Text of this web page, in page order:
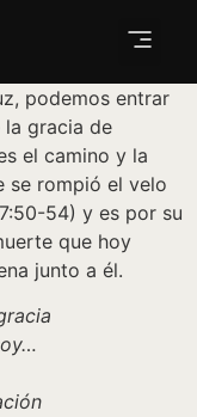
podemos entrar
gracia de
el camino y la
se rompió el velo
54) y es por su
que hoy
junto a él.